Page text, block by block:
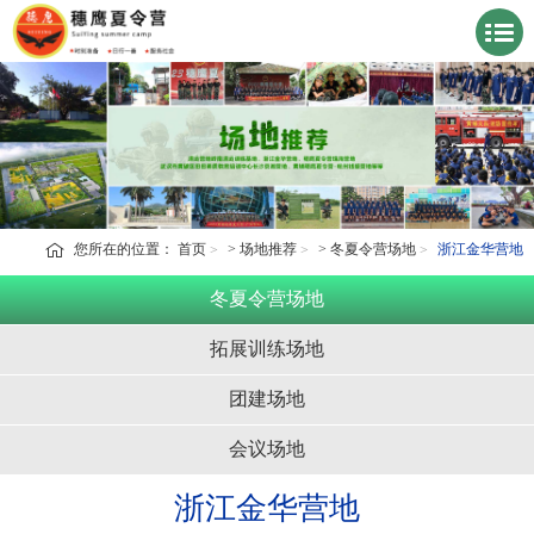
您所在的位置：首页 >场地推荐 >冬夏令营场地 浙江金华营地
冬夏令营场地
拓展训练场地
团建场地
会议场地
浙江金华营地